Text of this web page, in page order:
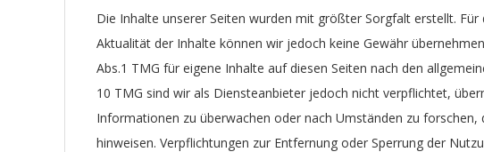
Die Inhalte unserer Seiten wurden mit größter Sorgfalt erstellt. Für
Aktualität der Inhalte können wir jedoch keine Gewähr
Abs.1 TMG für eigene Inhalte auf diesen Seiten nach den
10 TMG sind wir als Diensteanbieter jedoch nicht verpflichtet,
Informationen zu überwachen oder nach Umständen zu
hinweisen. Verpflichtungen zur Entfernung oder Sperrung der